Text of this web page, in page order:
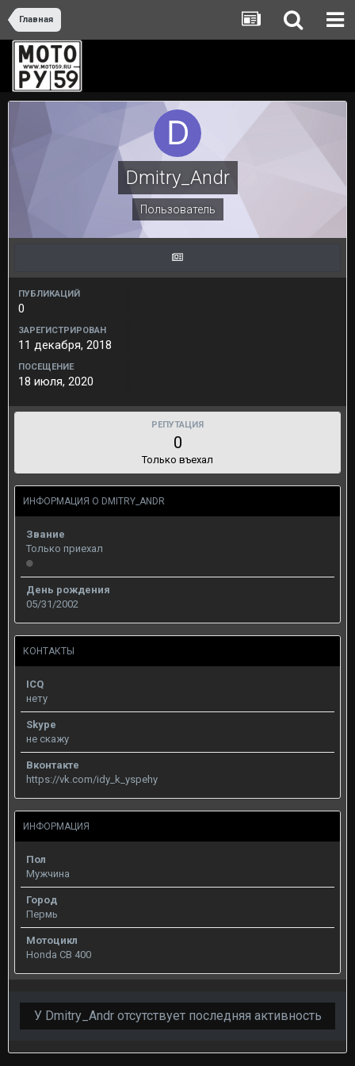
Главная
Dmitry_Andr
Пользователь
ПУБЛИКАЦИЙ
0
ЗАРЕГИСТРИРОВАН
11 декабря, 2018
ПОСЕЩЕНИЕ
18 июля, 2020
РЕПУТАЦИЯ
0
Только въехал
ИНФОРМАЦИЯ О DMITRY_ANDR
Звание
Только приехал
День рождения
05/31/2002
КОНТАКТЫ
ICQ
нету
Skype
не скажу
Вконтакте
https://vk.com/idy_k_yspehy
ИНФОРМАЦИЯ
Пол
Мужчина
Город
Пермь
Мотоцикл
Honda CB 400
У Dmitry_Andr отсутствует последняя активность